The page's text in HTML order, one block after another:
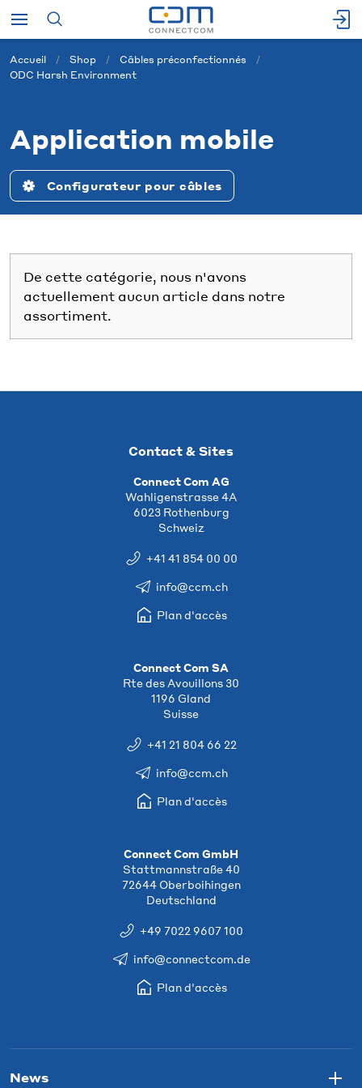
Accueil Shop
Câbles préconfectionnés
ODC Harsh Environment
Application mobile
Configurateur pour câbles
De cette catégorie, nous n'avons
actuellement aucun article dans notre
assortiment.
Contact & Sites
Connect Com AG
Wahligenstrasse 4A
6023 Rothenburg
Schweiz
+41 41 854 00 00
info@ccm.ch
Plan d'accès
Connect Com SA
Rte des Avouillons 30
1196 Gland
Suisse
+41 21 804 66 22
info@ccm.ch
Plan d'accès
Connect Com GmbH
Stattmannstraße 40
72644 Oberboihingen
Deutschland
+49 7022 9607 100
info@connectcom.de
Plan d'accès
News